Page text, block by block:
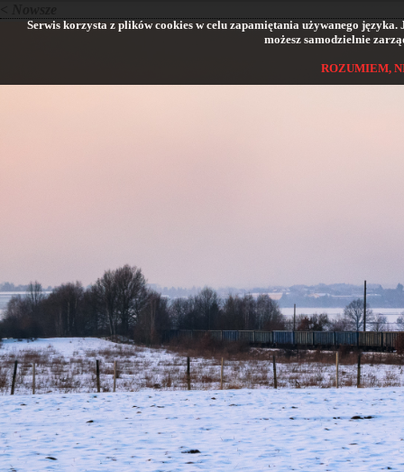
Serwis korzysta z plików cookies w celu zapamiętania używanego
możesz samodzielnie
ROZUMIEM,